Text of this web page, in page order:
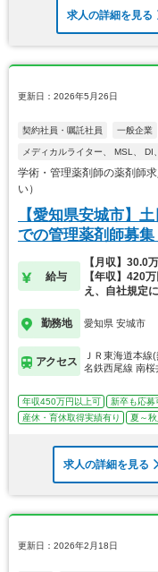
求人の詳細を見る
更新日：2026年5月26日
契約社員・嘱託社員 一般企業
メディカルライター、 MSL、 DI
学術・管理薬剤師の薬剤師
い）
【愛知県安城市】
での管理薬剤師募集
給与
【月収】30.0
【年収】420
え、自社規定
勤務地 愛知県 安城市
アクセス
ＪＲ東海道本
名鉄西尾線 南桜
年収450万円以上可 新卒も応募
産休・育休取得実績有り
夏～
求人の詳細を見る
更新日：2026年2月18日